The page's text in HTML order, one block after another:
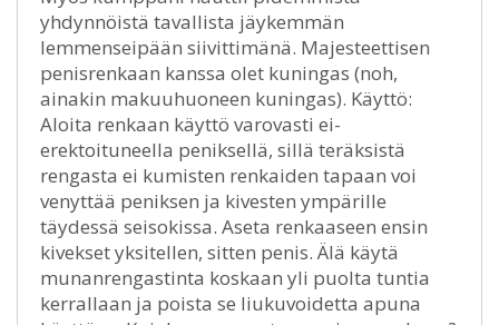
yhdynnöistä tavallista jäykemmän
lemmenseipään siivittimänä. Majesteettisen
penisrenkaan kanssa olet kuningas (noh,
ainakin makuuhuoneen kuningas). Käyttö:
Aloita renkaan käyttö varovasti ei-
erektoituneella peniksellä, sillä teräksistä
rengasta ei kumisten renkaiden tapaan voi
venyttää peniksen ja kivesten ympärille
täydessä seisokissa. Aseta renkaaseen ensin
kivekset yksitellen, sitten penis. Älä käytä
munanrengastinta koskaan yli puolta tuntia
kerrallaan ja poista se liukuvoidetta apuna